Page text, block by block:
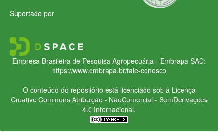
Suportado por
Empresa Brasileira de Pesquisa Agropecuária - Embrapa SAC:
https://www.embrapa.br/fale-conosco
O conteúdo do repositório está licenciado sob a Licença
Creative CommonsAtribuição - NãoComercial - SemDerivações
4.0 Internacional.